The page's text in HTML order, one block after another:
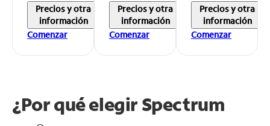
Precios y otra
información
Comenzar
Precios y otra
información
Comenzar
Precios y otra
información
Comenzar
¿Por qué elegir Spectrum